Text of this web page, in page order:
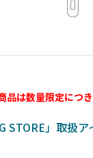
品は数量限定につ
STORE」取扱